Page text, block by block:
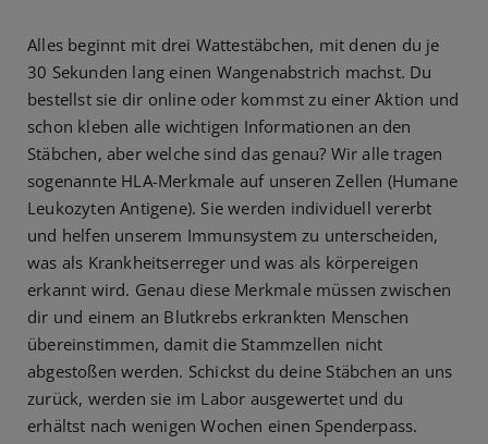
Alles beginnt mit drei Wattestäbchen, mit denen du je
30 Sekunden lang einen Wangenabstrich machst. Du
bestellst sie dir online oder kommst zu einer Aktion und
schon kleben alle wichtigen Informationen an den
Stäbchen, aber welche sind das genau? Wir alle tragen
sogenannte HLA-Merkmale auf unseren Zellen (Humane
Leukozyten Antigene). Sie werden individuell vererbt
und helfen unserem Immunsystem zu unterscheiden,
was als Krankheitserreger und was als körpereigen
erkannt wird. Genau diese Merkmale müssen zwischen
dir und einem an Blutkrebs erkrankten Menschen
übereinstimmen, damit die Stammzellen nicht
abgestoßen werden. Schickst du deine Stäbchen an uns
zurück, werden sie im Labor ausgewertet und du
erhältst nach wenigen Wochen einen Spenderpass.